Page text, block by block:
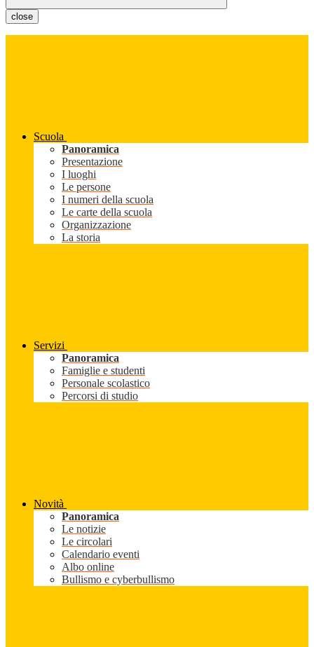
close
Scuola
Panoramica
Presentazione
I luoghi
Le persone
I numeri della scuola
Le carte della scuola
Organizzazione
La storia
Servizi
Panoramica
Famiglie e studenti
Personale scolastico
Percorsi di studio
Novità
Panoramica
Le notizie
Le circolari
Calendario eventi
Albo online
Bullismo e cyberbullismo